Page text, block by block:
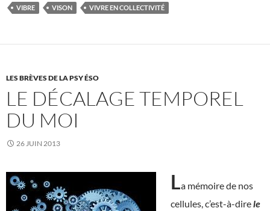
VIBRE
VISON VIVRE EN COLLECTIVITÉ
LES BRÈVES DE LA PSY ÉSO
LE DÉCALAGE TEMPOREL
DU MOI
26 JUIN 2013
La mémoire de nos
cellules, c’est-à-direle